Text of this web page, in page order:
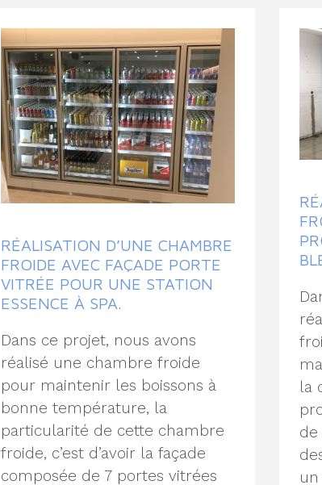
RÉALISATION D’UNE CHAMBRE
FROIDE AVEC FAÇADE PORTE
VITRÉE POUR UNE STATION
ESSENCE À SPA.
Dans ce projet, nous avons
réalisé une chambre froide
pour maintenir les boissons à
bonne température, la
particularité de cette chambre
froide, c’est d’avoir la façade
composée de 7 portes vitrées
la
un